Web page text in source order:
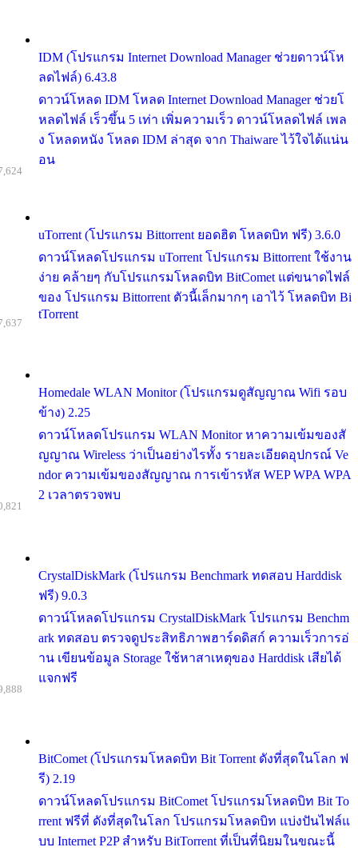
IDM (โปรแกรม Internet Download Manager ช่วยดาวน์โห
ลดไฟล์) 6.43.8
ดาวน์โหลด IDM โหลด Internet Download Manager ช่วยโ
หลดไฟล์ เร็วขึ้น 5 เท่า เพิ่มความเร็ว ดาวน์โหลดไฟล์ เพล
ง โหลดหนัง โหลด IDM ล่าสุด จาก Thaiware ไว้ใจได้แน่น
อน
uTorrent (โปรแกรม Bittorrent ยอดฮิต โหลดบิท ฟรี) 3.6.0
ดาวน์โหลดโปรแกรม uTorrent โปรแกรม Bittorrent ใช้งาน
ง่าย คล้ายๆ กับโปรแกรมโหลดบิท BitComet แต่ขนาดไฟล์
ของ โปรแกรม Bittorrent ตัวนี้เล็กมากๆ เอาไว้ โหลดบิท Bi
tTorrent
Homedale WLAN Monitor (โปรแกรมดูสัญญาณ Wifi รอบ
ข้าง) 2.25
ดาวน์โหลดโปรแกรม WLAN Monitor หาความเข้มของสั
ญญาณ Wireless ว่าเป็นอย่างไรทั้ง รายละเอียดอุปกรณ์ Ve
ndor ความเข้มของสัญญาณ การเข้ารหัส WEP WPA WPA
2 เวลาตรวจพบ
CrystalDiskMark (โปรแกรม Benchmark ทดสอบ Harddisk
ฟรี) 9.0.3
ดาวน์โหลดโปรแกรม CrystalDiskMark โปรแกรม Benchm
ark ทดสอบ ตรวจดูประสิทธิภาพฮาร์ดดิสก์ ความเร็วการอ่
าน เขียนข้อมูล Storage ใช้หาสาเหตุของ Harddisk เสียได้
แจกฟรี
BitComet (โปรแกรมโหลดบิท Bit Torrent ดังที่สุดในโลก ฟ
รี) 2.19
ดาวน์โหลดโปรแกรม BitComet โปรแกรมโหลดบิท Bit To
rrent ฟรีที่ ดังที่สุดในโลก โปรแกรมโหลดบิท แบ่งปันไฟล์แ
บบ Internet P2P สำหรับ BitTorrent ที่เป็นที่นิยมในขณะนี้